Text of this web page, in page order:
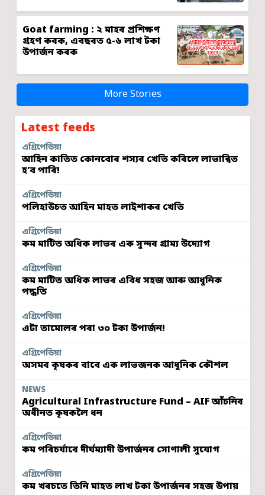
Goat farming : ২ মাহৰ প্ৰশিক্ষণ
গ্ৰহণ কৰক, এবছৰত ৫-৬ লাখ টকা
উপাৰ্জন কৰক
More Stories
Latest feeds
এগ্ৰিপেডিয়া
আহিন কাতিত কোনবোৰ শস্যৰ খেতি কৰিলে লাভান্বিত
হ’ব পাৰি!
এগ্ৰিপেডিয়া
পলিহাউচত আহিন মাহত লাইশাকৰ খেতি
এগ্ৰিপেডিয়া
কম মাটিত অধিক লাভৰ এক সুন্দৰ গ্ৰাম্য উদ্যোগ
এগ্ৰিপেডিয়া
কম মাটিত অধিক লাভৰ এবিধ সহজ আৰু আধুনিক
পদ্ধতি
এগ্ৰিপেডিয়া
এটা তামোলৰ পৰা ৩০ টকা উপাৰ্জন!
এগ্ৰিপেডিয়া
অসমৰ কৃষকৰ বাবে এক লাভজনক আধুনিক কৌশল
NEWS
Agricultural Infrastructure Fund – AIF আঁচনিৰ
অধীনত কৃষকলৈ ধন
এগ্ৰিপেডিয়া
কম পৰিচৰ্যাৰে দীৰ্ঘম্যাদী উপাৰ্জনৰ সোণালী সুযোগ
এগ্ৰিপেডিয়া
কম খৰচতে তিনি মাহত লাখ টকা উপাৰ্জনৰ সহজ উপায়